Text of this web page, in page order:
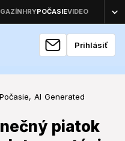
Prihlásiť
Počasie, AI Generated
piatok
piatok 22.
vystúpia na